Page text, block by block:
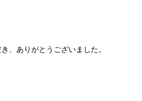
、ありがとうございました。